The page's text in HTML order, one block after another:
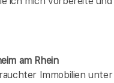
am Rhein
Immobilien